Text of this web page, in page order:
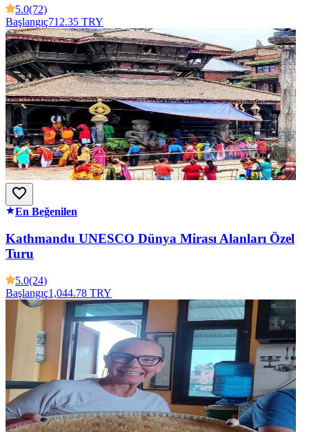
5.0(72)
Başlangıç712.35 TRY
En Beğenilen
Kathmandu UNESCO Dünya Mirası Alanları Özel
Turu
5.0(24)
Başlangıç1,044.78 TRY